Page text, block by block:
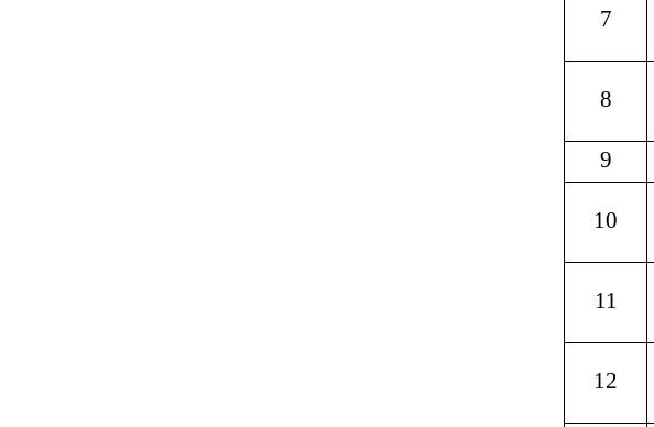
7
8
9
10
11
12